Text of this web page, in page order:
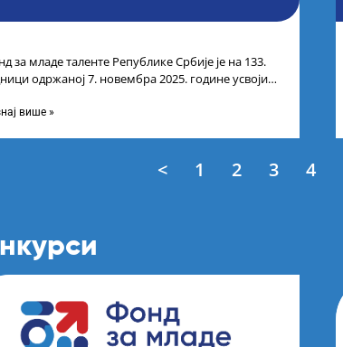
за младе таленте Републике Србије је на 133.
одржаној 7. новембра 2025. године усвојио
више »
< 1 2 3 4